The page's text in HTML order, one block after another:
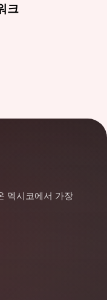
크
멕시코에서 가장